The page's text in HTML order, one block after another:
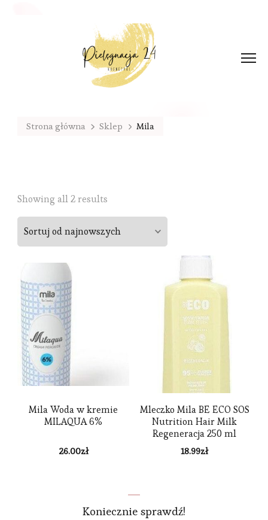
Strona główna Sklep Mila
Showing all 2 results
by
latest
Mila Woda w kremie
MILAQUA 6%
26.00zł
Mleczko Mila BE ECO SOS
Nutrition Hair Milk
Regeneracja 250 ml
18.99zł
Koniecznie sprawdź!